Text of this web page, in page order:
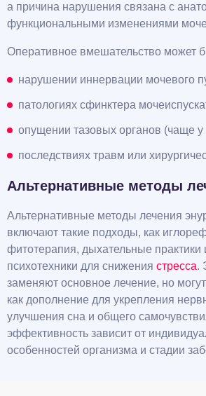
а причина нарушения связана с
функциональными изменениями
Оперативное вмешательство может
нарушении иннервации мочевого
патологиях сфинктера
опущении тазовых органов (чаще
последствиях травм или
Альтернативные методы
Альтернативные методы лечения
включают такие подходы, как
фитотерапия, дыхательные практики
психотехники для снижения стресса.
заменяют основное лечение, но
как дополнение для укрепления
улучшения сна и общего
эффективность зависит от
особенностей организма и стадии